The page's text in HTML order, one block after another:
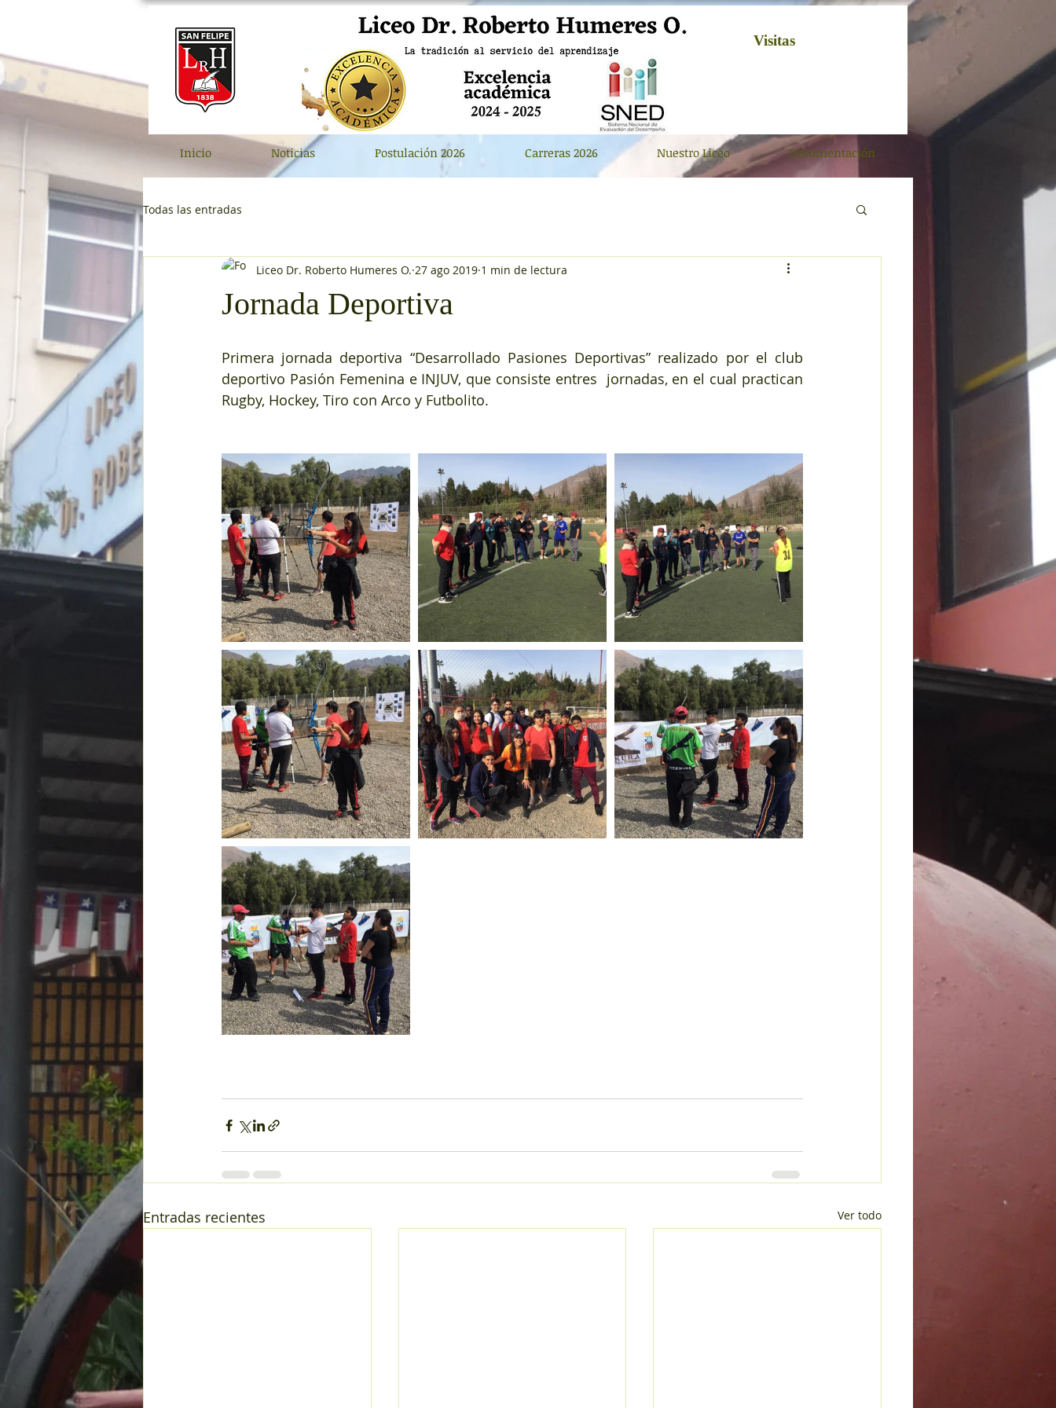
Visitas
Inicio Noticias Postulación 2026 Carreras 2026 Nuestro Liceo Documentación
Todas las entradas
Jornada Deportiva
Liceo Dr. Roberto Humeres O. 27 ago 2019 1 min de lectura
Primera jornada deportiva “Desarrollado Pasiones Deportivas” realizado por el club
deportivo Pasión Femenina e INJUV, que consiste entres  jornadas, en el cual practican
Rugby, Hockey, Tiro con Arco y Futbolito.
Entradas recientes Ver todo